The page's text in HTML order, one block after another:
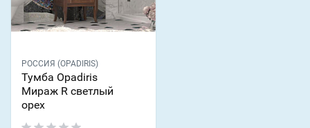
РОССИЯ (OPADIRIS)
Тумба Opadiris
Мираж R светлый
орех